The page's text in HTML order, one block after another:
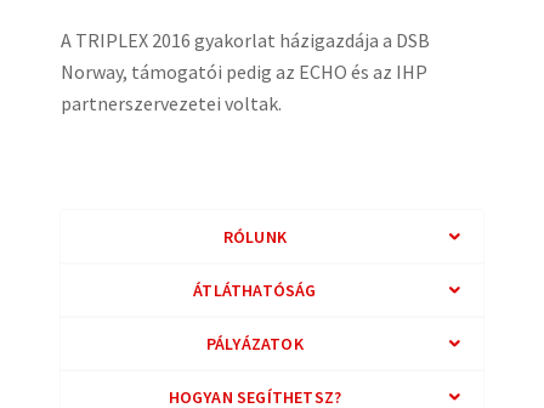
A TRIPLEX 2016 gyakorlat házigazdája a DSB
Norway, támogatói pedig az ECHO és az IHP
partnerszervezetei voltak.
RÓLUNK
ÁTLÁTHATÓSÁG
PÁLYÁZATOK
HOGYAN SEGÍTHETSZ?